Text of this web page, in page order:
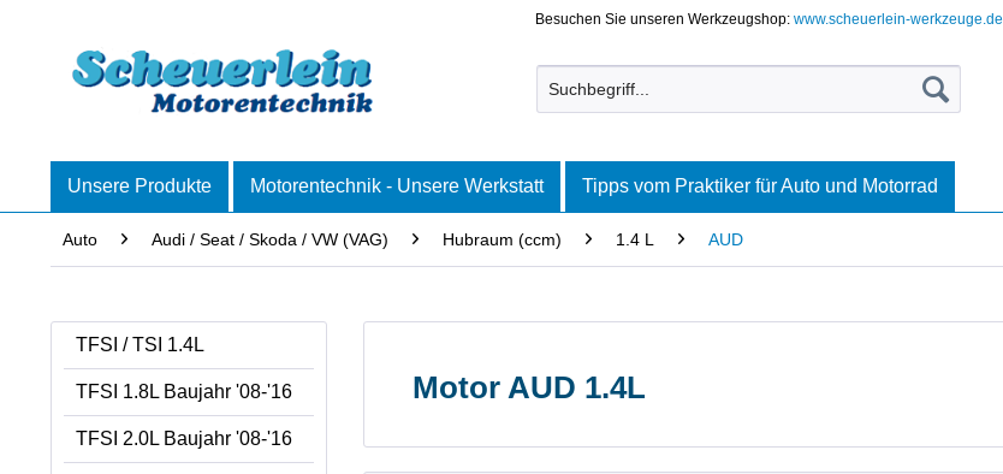
Besuchen Sie unseren Werkzeugshop:www.scheuerlein-werkzeuge.de
Unsere Produkte Motorentechnik - Unsere Werkstatt Tipps vom Praktiker für Auto und Motorrad
Auto Audi / Seat / Skoda / VW (VAG) Hubraum (ccm) 1.4 L AUD
TFSI / TSI 1.4L
TFSI 1.8L Baujahr '08-'16
TFSI 2.0L Baujahr '08-'16
Motor AUD 1.4L